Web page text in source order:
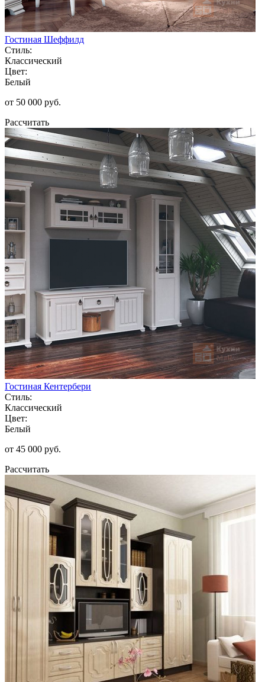
Гостиная Шеффилд
Стиль:
Классический
Цвет:
Белый
от 50 000 руб.
Рассчитать
Гостиная Кентербери
Стиль:
Классический
Цвет:
Белый
от 45 000 руб.
Рассчитать